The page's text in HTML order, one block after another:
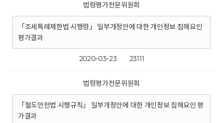
법령평가전문위원회
「조세특례제한법 시행령」 일부개정안에 대한 개인정보 침해요인
평가결과
2020-03-23 23111
법령평가전문위원회
「철도안전법 시행규칙」 일부개정안에 대한 개인정보 침해요인 평
가결과